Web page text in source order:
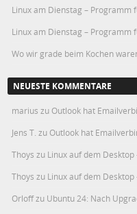
Linux am Dienstag – Programm
Linux am Dienstag – Programm
Wo wir grade beim Kochen
NEUESTE KOMMENTARE
marius zu Outlook hat
Jens T. zu Outlook hat
Thoys zu Linux auf dem Desktop
Thoys zu Linux auf dem Desktop
Orloffzu Ubuntu 24: Nach